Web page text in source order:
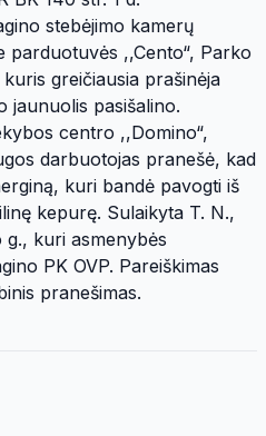
stebėjimo kamerų
parduotuvės ,,Cento“, Parko
greičiausia prašinėja
jaunuolis pasišalino.
centro ,,Domino“,
darbuotojas pranešė, kad
kuri bandė pavogti iš
kepurę. Sulaikyta T. N.,
g., kuri asmenybės
PK OVP. Pareiškimas
pranešimas.